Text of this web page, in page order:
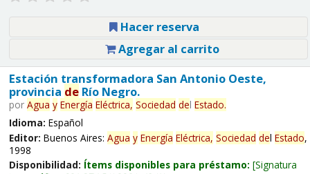
Hacer reserva
Agregar al carrito
Estación transformadora San Antonio Oeste,
provincia deRío Negro.
por Agua y Energía Eléctrica, Sociedad del Estado.
Idioma: Español
Editor: Buenos Aires: Agua y Energía Eléctrica, Sociedad del Estado,
1998
Disponibilidad: Ítems disponibles para préstamo: Signatura